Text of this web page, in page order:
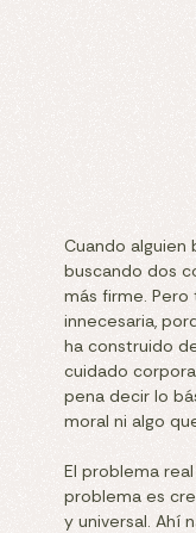
Cuando alguien
buscando dos
más firme.
innecesaria,
ha construido
cuidado
pena decir lo
moral ni algo
El problema
problema es
y universal. Ahí